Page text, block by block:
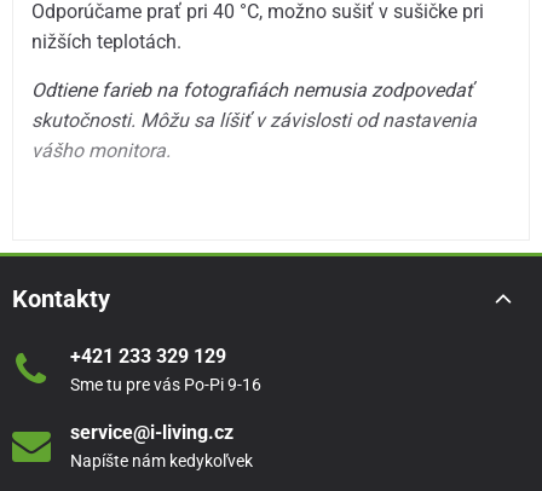
Odporúčame prať pri 40 °C, možno sušiť v sušičke pri
nižších teplotách.
Odtiene farieb na fotografiách nemusia zodpovedať
skutočnosti. Môžu sa líšiť v závislosti od nastavenia
vášho monitora.
Kontakty
+421 233 329 129
Sme tu pre vás Po-Pi 9-16
service@i-living.cz
Napíšte nám kedykoľvek